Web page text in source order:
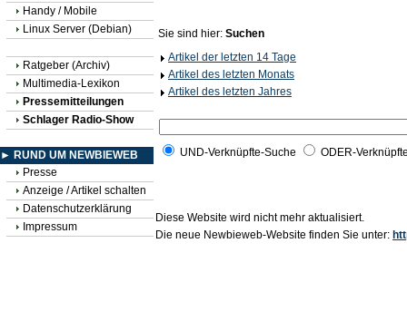
Handy / Mobile
Linux Server (Debian)
Ratgeber (Archiv)
Multimedia-Lexikon
Pressemitteilungen
Schlager Radio-Show
► RUND UM NEWBIEWEB
Presse
Anzeige / Artikel schalten
Datenschutzerklärung
Impressum
Sie sind hier: Suchen
Artikel der letzten 14 Tage
Artikel des letzten Monats
Artikel des letzten Jahres
UND-Verknüpfte-Suche ODER-
Diese Website wird nicht mehr aktualisiert.
Die neue Newbieweb-Website finden Sie unter: